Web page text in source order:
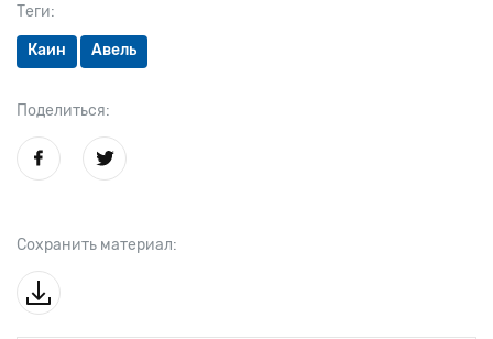
Теги:
Каин Авель
Поделиться:
Сохранить материал: